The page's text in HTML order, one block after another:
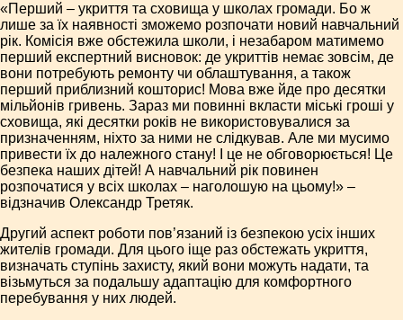
«Перший – укриття та сховища у школах громади. Бо ж
лише за їх наявності зможемо розпочати новий навчальний
рік. Комісія вже обстежила школи, і незабаром матимемо
перший експертний висновок: де укриттів немає зовсім, де
вони потребують ремонту чи облаштування, а також
перший приблизний кошторис! Мова вже йде про десятки
мільйонів гривень. Зараз ми повинні вкласти міські гроші у
сховища, які десятки років не використовувалися за
призначенням, ніхто за ними не слідкував. Але ми мусимо
привести їх до належного стану! І це не обговорюється! Це
безпека наших дітей! А навчальний рік повинен
розпочатися у всіх школах – наголошую на цьому!» –
відзначив Олександр Третяк.
Другий аспект роботи пов’язаний із безпекою усіх інших
жителів громади. Для цього іще раз обстежать укриття,
визначать ступінь захисту, який вони можуть надати, та
візьмуться за подальшу адаптацію для комфортного
перебування у них людей.